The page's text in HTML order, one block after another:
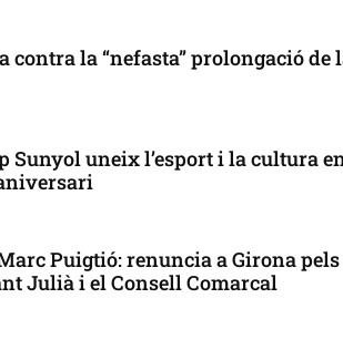
contra la “nefasta” prolongació
Sunyol uneix l’esport i la cultura
Puigtió: renuncia a Girona
Julià i el Consell Comarcal